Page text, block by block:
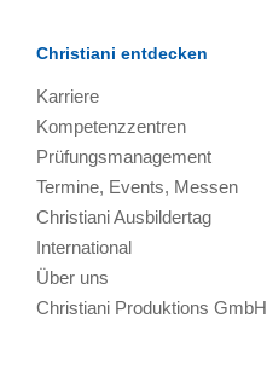
Christiani entdecken
Karriere
Kompetenzzentren
Prüfungsmanagement
Termine, Events, Messen
Christiani Ausbildertag
International
Über uns
Christiani Produktions GmbH